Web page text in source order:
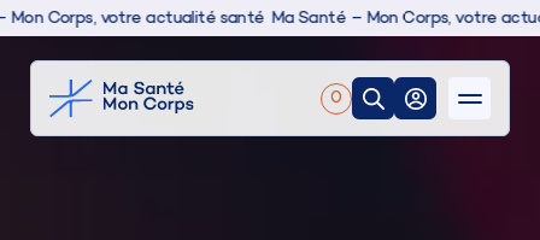
votre actualité santé Ma Santé – Mon Corps, votre actualité
0